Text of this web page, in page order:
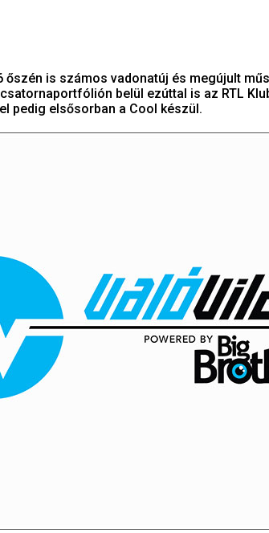
őszén is számos vadonatúj és megújult
belül ezúttal is az RTL
pedig elsősorban a Cool készül.